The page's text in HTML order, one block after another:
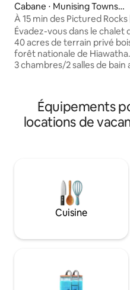
Cabane ⋅ Munising Townshi
p
À 15 min des Pictured Rocks
isolée avec sauna
Évadez-vous dans le chalet
40 acres de terrain privé
forêt nationale de Hiawatha. Chalet de
3 chambres/2 salles de bain
inoxydable, un lave-
micro-ondes et une
Salle de jeux finie avec un
des pistes de motoneige,
VTT, de la randonnée, des
du kayak. À courte distance
du célèbre Pictured Rocks
Équipements
locations de
Cuisine